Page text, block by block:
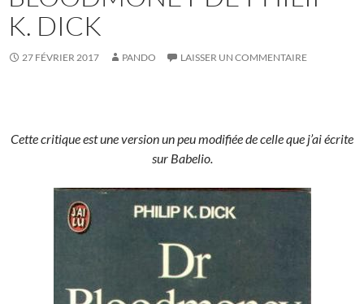
K. DICK
27 FÉVRIER 2017 PANDO LAISSER UN COMMENTAIRE
Cette critique est une version un peu modifiée de celle que j’ai écrite
sur Babelio.